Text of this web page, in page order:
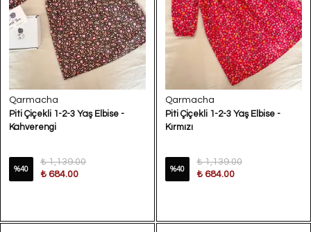
Qarmacha
Piti Çiçekli 1-2-3 Yaş Elbise -
Kahverengi
%40
₺ 1,139.00
₺ 684.00
Qarmacha
Piti Çiçekli 1-2-3 Yaş Elbise -
Kırmızı
%40
₺ 1,139.00
₺ 684.00